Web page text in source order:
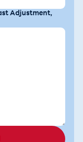
Adjustment,